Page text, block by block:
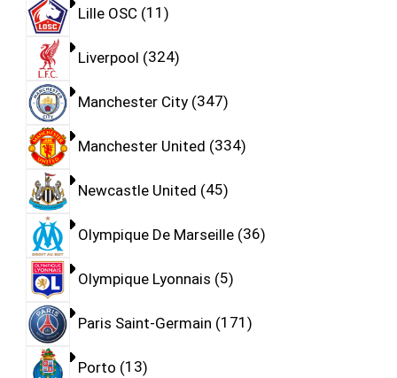
Lille OSC 11
Liverpool 324
Manchester City 347
Manchester United 334
Newcastle United 45
Olympique De Marseille 36
Olympique Lyonnais 5
Paris Saint-Germain 171
Porto 13